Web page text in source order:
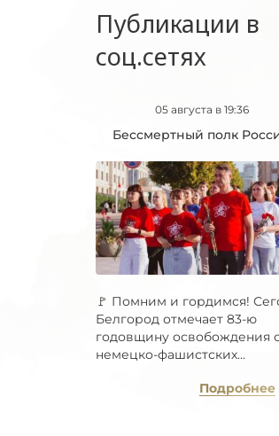
Публикации в
соц.сетях
05 августа в 19:36
Бессмертный полк
🚩 Помним и гордимся!
Белгород отмечает 83-ю
годовщину освобождения
немецко-фашистских...
Подробнее